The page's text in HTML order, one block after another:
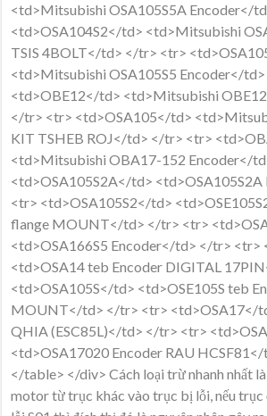
<td>Mitsubishi OSA105S5A Encoder</
<td>OSA104S2</td> <td>Mitsubishi
TSIS 4BOLT</td> </tr> <tr>
<td>Mitsubishi OSA105S5 Encoder</
<td>OBE12</td> <td>Mitsubishi
</tr> <tr> <td>OSA105</td>
KIT TSHEB ROJ</td> </tr> <tr>
<td>Mitsubishi OBA17-152 Encoder</
<td>OSA105S2A</td>
<tr> <td>OSA105S2</td>
flange MOUNT</td> </tr> <tr>
<td>OSA166S5 Encoder</td> </tr> <tr>
<td>OSA14 teb Encoder DIGITAL
<td>OSA105S</td> <td>OSE105S teb
MOUNT</td> </tr> <tr> <td>OSA17</
QHIA (ESC85L)</td> </tr> <tr>
<td>OSA17020 Encoder RAU
</table> </div> Cách loại trừ nhanh nhất
motor từ trục khác vào trục bị lỗi, nếu trục